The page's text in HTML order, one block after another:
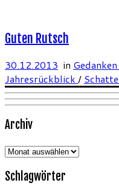
Guten Rutsch
30.12.2013 in Gedanken
Jahresrückblick /
Archiv
Archiv
Schlagwörter